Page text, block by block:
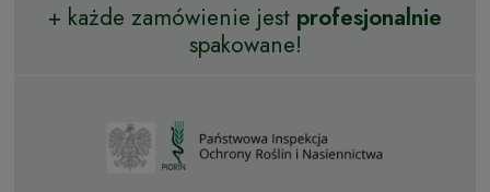
+ każde zamówienie jest profesjonalnie
spakowane!